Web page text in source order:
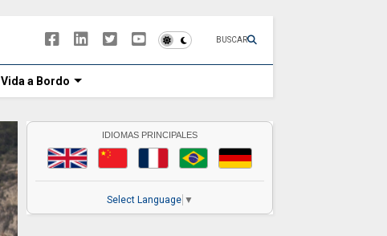
BUSCAR
Vida a Bordo
IDIOMAS PRINCIPALES
Select Language ▼